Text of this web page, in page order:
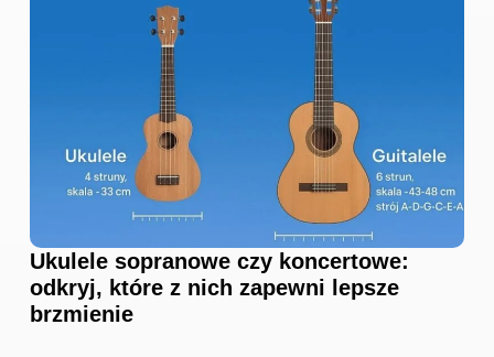
Ukulele sopranowe czy koncertowe:
odkryj, które z nich zapewni lepsze
brzmienie